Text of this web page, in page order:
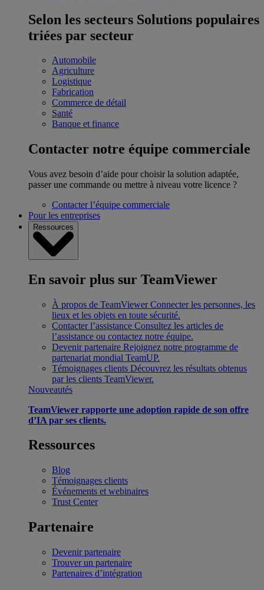
Selon les secteurs Solutions populaires
triées par secteur
Automobile
Agriculture
Logistique
Fabrication
Commerce de détail
Santé
Banque et finance
Contacter notre équipe commerciale
Vous avez besoin d’aide pour choisir la solution adaptée,
passer une commande ou mettre à niveau votre licence ?
Contacter l’équipe commerciale
Pour les entreprises
Ressources
En savoir plus sur TeamViewer
À propos de TeamViewer Connecter les personnes, les
lieux et les objets en toute sécurité.
Contacter l’assistance Consultez les articles de
l’assistance ou contactez notre équipe.
Devenir partenaire Rejoignez notre programme de
partenariat mondial TeamUP.
Témoignages clients Découvrez les résultats obtenus
par les clients TeamViewer.
Nouveautés
TeamViewer rapporte une adoption rapide de son offre
d’IA par ses clients.
Ressources
Blog
Témoignages clients
Événements et webinaires
Trust Center
Partenaire
Devenir partenaire
Trouver un partenaire
Partenaires d’intégration